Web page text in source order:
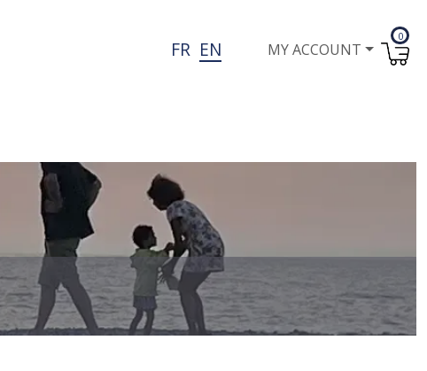
FR EN User account menu
MY ACCOUNT
0